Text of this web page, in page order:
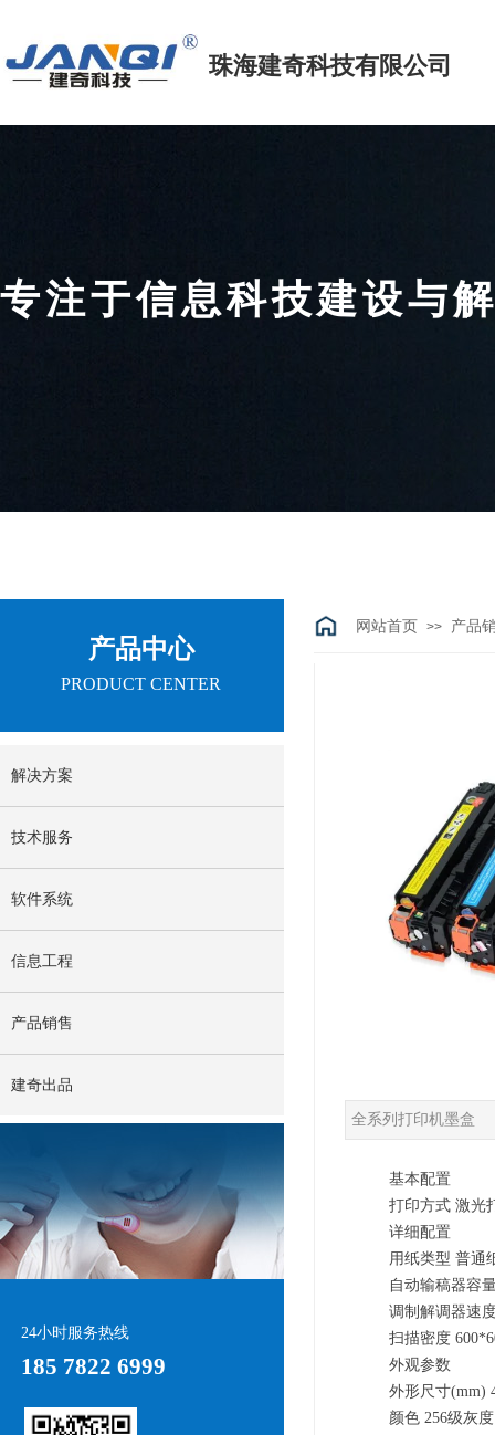
珠海建奇科技有限公司
专注于信息科技建设
网站首页 >> 产品
产品中心
PRODUCT CENTER
全系列打印机墨盒
基本配置
打印方式 激光
详细配置
用纸类型 普通
自动输稿器容
调制解调器速
扫描密度
外观参数
外形尺寸(mm)
颜色 256级灰度
解决方案
技术服务
软件系统
信息工程
产品销售
建奇出品
24小时服务热线
185 7822 6999